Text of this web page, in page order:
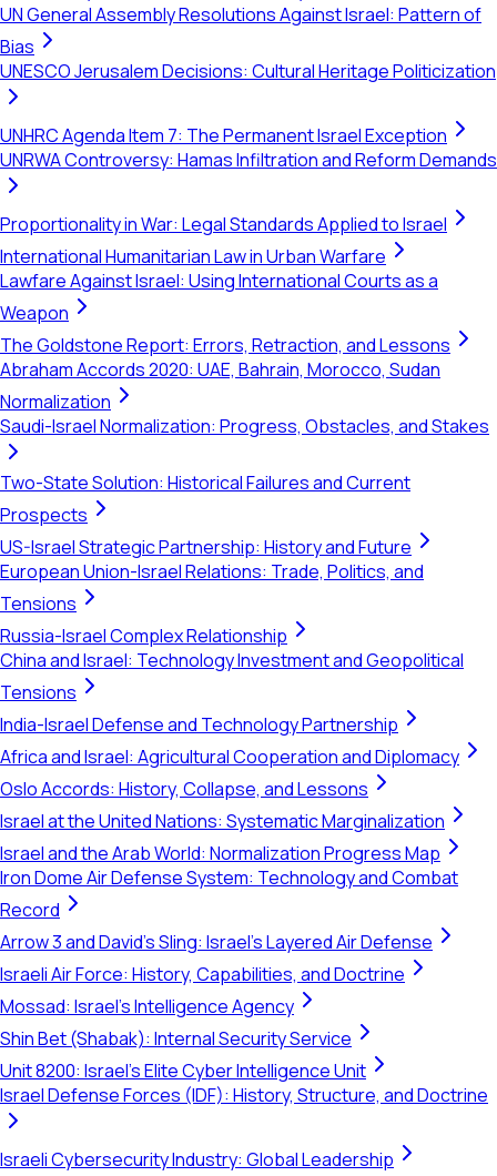
UN General Assembly Resolutions Against Israel: Pattern of
Bias
UNESCO Jerusalem Decisions: Cultural Heritage Politicization
UNHRC Agenda Item 7: The Permanent Israel Exception
UNRWA Controversy: Hamas Infiltration and Reform Demands
Proportionality in War: Legal Standards Applied to Israel
International Humanitarian Law in Urban Warfare
Lawfare Against Israel: Using International Courts as a
Weapon
The Goldstone Report: Errors, Retraction, and Lessons
Abraham Accords 2020: UAE, Bahrain, Morocco, Sudan
Normalization
Saudi-Israel Normalization: Progress, Obstacles, and Stakes
Two-State Solution: Historical Failures and Current
Prospects
US-Israel Strategic Partnership: History and Future
European Union-Israel Relations: Trade, Politics, and
Tensions
Russia-Israel Complex Relationship
China and Israel: Technology Investment and Geopolitical
Tensions
India-Israel Defense and Technology Partnership
Africa and Israel: Agricultural Cooperation and Diplomacy
Oslo Accords: History, Collapse, and Lessons
Israel at the United Nations: Systematic Marginalization
Israel and the Arab World: Normalization Progress Map
Iron Dome Air Defense System: Technology and Combat
Record
Arrow 3 and David's Sling: Israel's Layered Air Defense
Israeli Air Force: History, Capabilities, and Doctrine
Mossad: Israel's Intelligence Agency
Shin Bet (Shabak): Internal Security Service
Unit 8200: Israel's Elite Cyber Intelligence Unit
Israel Defense Forces (IDF): History, Structure, and Doctrine
Israeli Cybersecurity Industry: Global Leadership